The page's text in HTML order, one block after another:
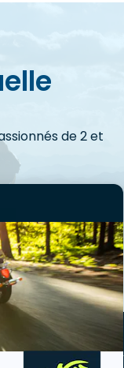
de 2 et